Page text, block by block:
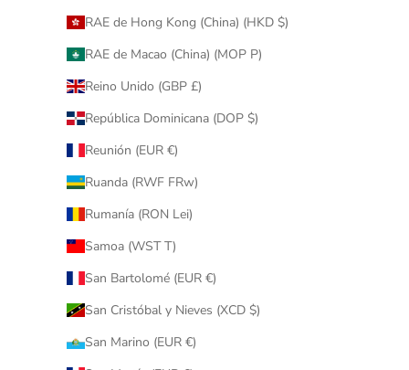
RAE de Hong Kong (China) (HKD $)
RAE de Macao (China) (MOP P)
Reino Unido (GBP £)
República Dominicana (DOP $)
Reunión (EUR €)
Ruanda (RWF FRw)
Rumanía (RON Lei)
Samoa (WST T)
San Bartolomé (EUR €)
San Cristóbal y Nieves (XCD $)
San Marino (EUR €)